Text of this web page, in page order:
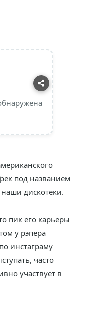
под названием
наши дискотеки.
пик его карьеры
у рэпера
инстаграму
часто
участвует в